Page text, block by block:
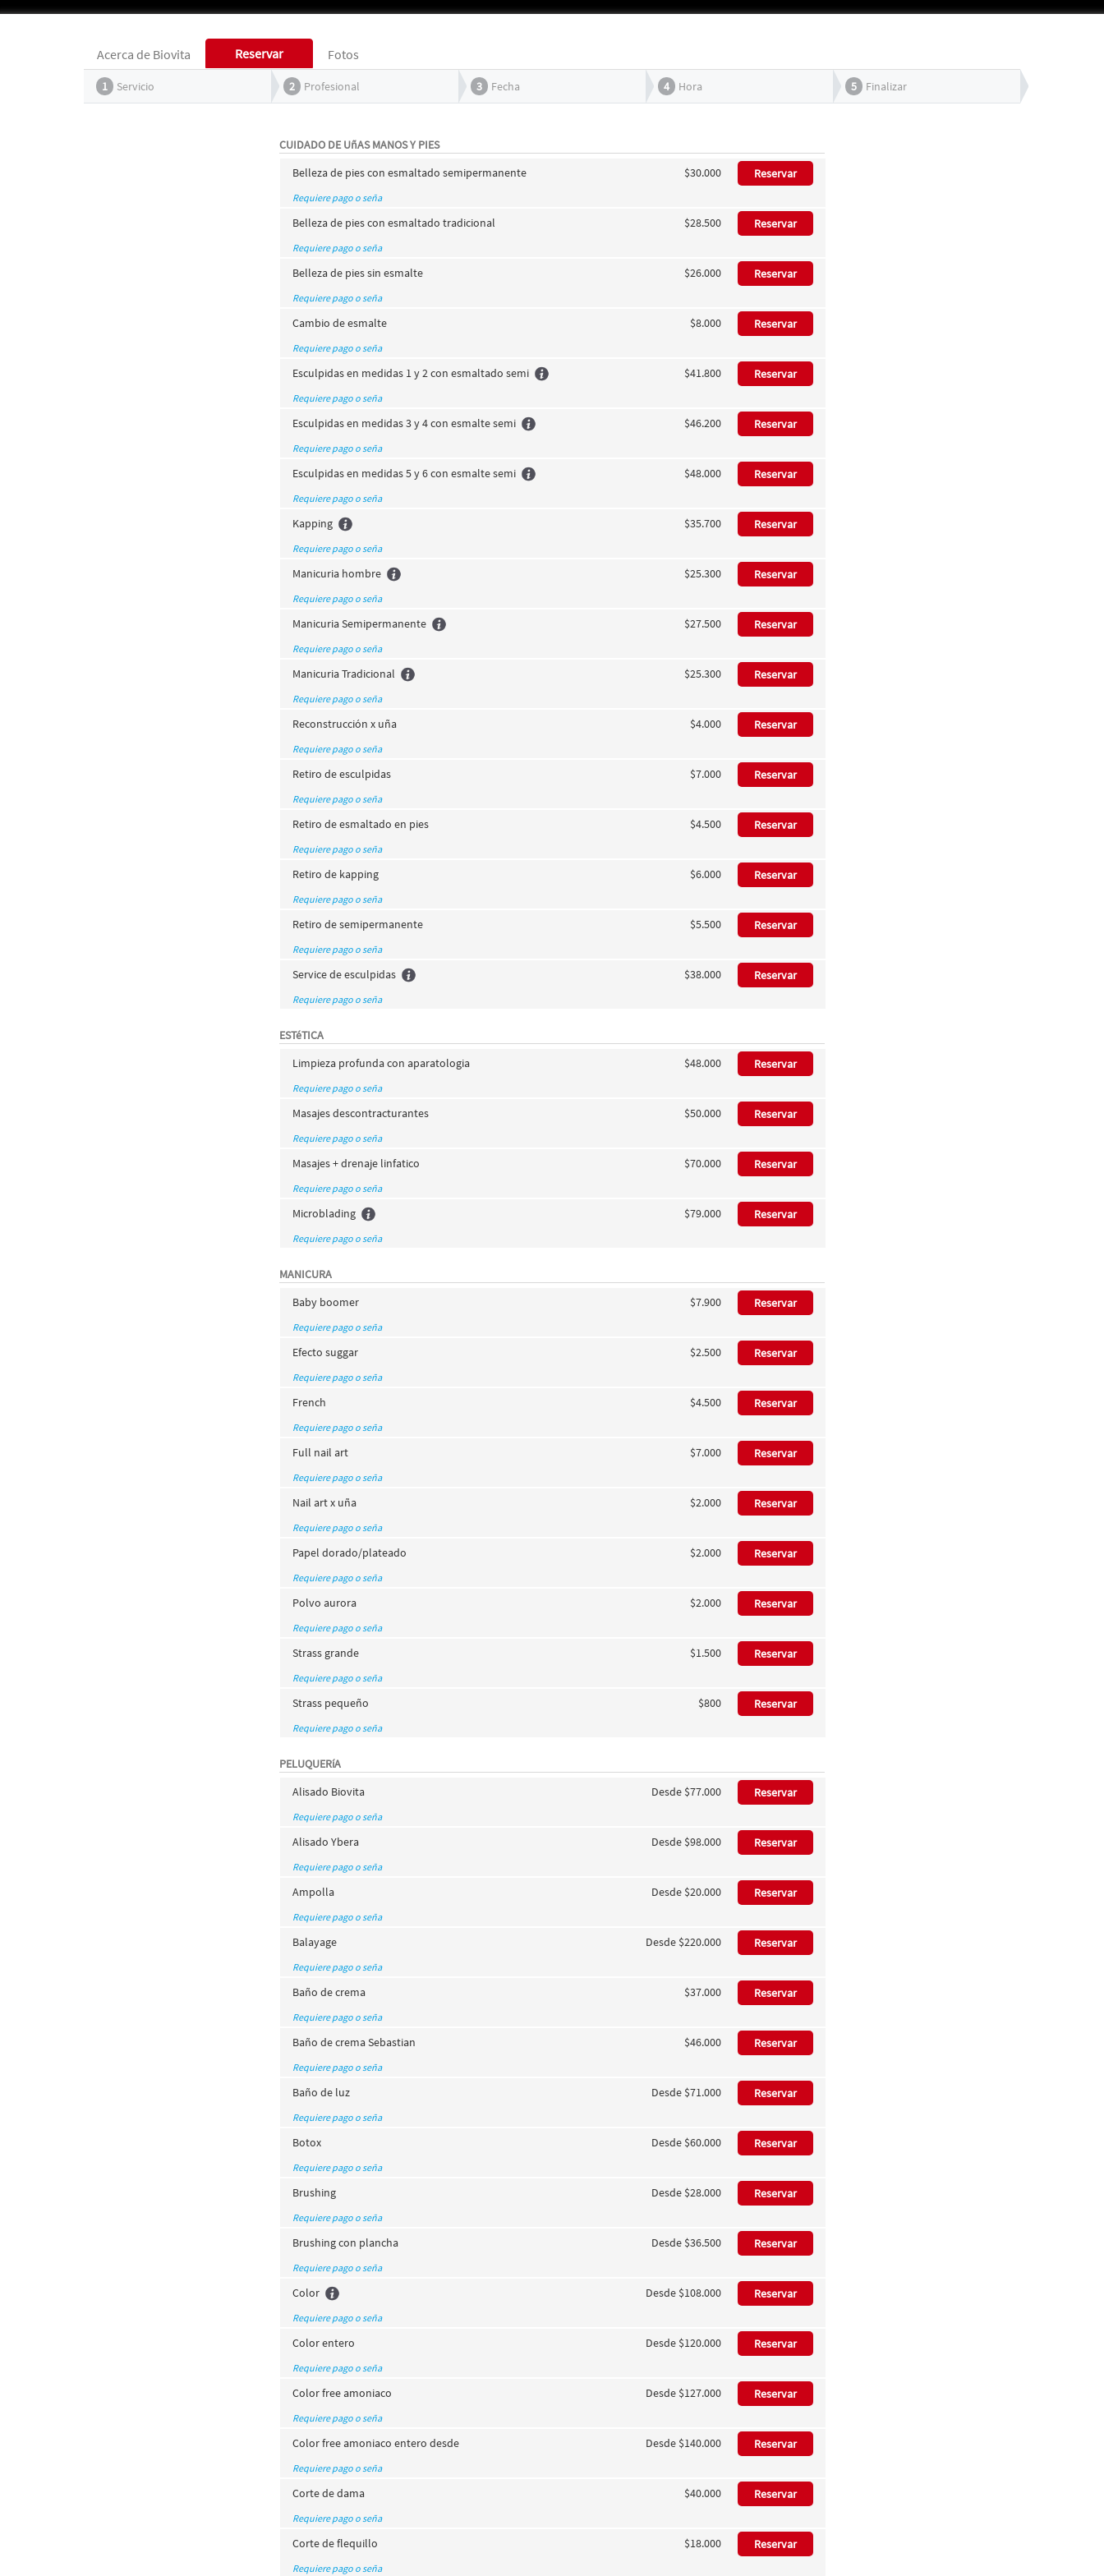
Acerca de Biovita Reservar Fotos
1 Servicio 2 Profesional 3 Fecha 4 Hora 5 Finalizar
CUIDADO DE UñAS MANOS Y PIES
Belleza de pies con esmaltado semipermanente
$30.000 Reservar
Requiere pago o seña
Belleza de pies con esmaltado tradicional $28.500 Reservar
Requiere pago o seña
Belleza de pies sin esmalte $26.000 Reservar
Requiere pago o seña
Cambio de esmalte $8.000 Reservar
Requiere pago o seña
Esculpidas en medidas 1 y 2 con esmaltado semi $41.800 Reservar
Requiere pago o seña
Esculpidas en medidas 3 y 4 con esmalte semi $46.200 Reservar
Requiere pago o seña
Esculpidas en medidas 5 y 6 con esmalte semi $48.000 Reservar
Requiere pago o seña
Kapping $35.700 Reservar
Requiere pago o seña
Manicuria hombre $25.300 Reservar
Requiere pago o seña
Manicuria Semipermanente $27.500 Reservar
Requiere pago o seña
Manicuria Tradicional $25.300 Reservar
Requiere pago o seña
Reconstrucción x uña $4.000 Reservar
Requiere pago o seña
Retiro de esculpidas $7.000 Reservar
Requiere pago o seña
Retiro de esmaltado en pies $4.500 Reservar
Requiere pago o seña
Retiro de kapping $6.000 Reservar
Requiere pago o seña
Retiro de semipermanente $5.500 Reservar
Requiere pago o seña
Service de esculpidas $38.000 Reservar
Requiere pago o seña
ESTéTICA
Limpieza profunda con aparatologia
$48.000 Reservar
Requiere pago o seña
Masajes descontracturantes $50.000 Reservar
Requiere pago o seña
Masajes + drenaje linfatico $70.000 Reservar
Requiere pago o seña
Microblading $79.000 Reservar
Requiere pago o seña
MANICURA
Baby boomer
$7.900 Reservar
Requiere pago o seña
Efecto suggar $2.500 Reservar
Requiere pago o seña
French $4.500 Reservar
Requiere pago o seña
Full nail art $7.000 Reservar
Requiere pago o seña
Nail art x uña $2.000 Reservar
Requiere pago o seña
Papel dorado/plateado $2.000 Reservar
Requiere pago o seña
Polvo aurora $2.000 Reservar
Requiere pago o seña
Strass grande $1.500 Reservar
Requiere pago o seña
Strass pequeño $800 Reservar
Requiere pago o seña
PELUQUERíA
Alisado Biovita
Desde $77.000 Reservar
Requiere pago o seña
Alisado Ybera Desde $98.000 Reservar
Requiere pago o seña
Ampolla Desde $20.000 Reservar
Requiere pago o seña
Balayage Desde $220.000 Reservar
Requiere pago o seña
Baño de crema $37.000 Reservar
Requiere pago o seña
Baño de crema Sebastian $46.000 Reservar
Requiere pago o seña
Baño de luz Desde $71.000 Reservar
Requiere pago o seña
Botox Desde $60.000 Reservar
Requiere pago o seña
Brushing Desde $28.000 Reservar
Requiere pago o seña
Brushing con plancha Desde $36.500 Reservar
Requiere pago o seña
Color Desde $108.000 Reservar
Requiere pago o seña
Color entero Desde $120.000 Reservar
Requiere pago o seña
Color free amoniaco Desde $127.000 Reservar
Requiere pago o seña
Color free amoniaco entero desde Desde $140.000 Reservar
Requiere pago o seña
Corte de dama $40.000 Reservar
Requiere pago o seña
Corte de flequillo $18.000 Reservar
Requiere pago o seña